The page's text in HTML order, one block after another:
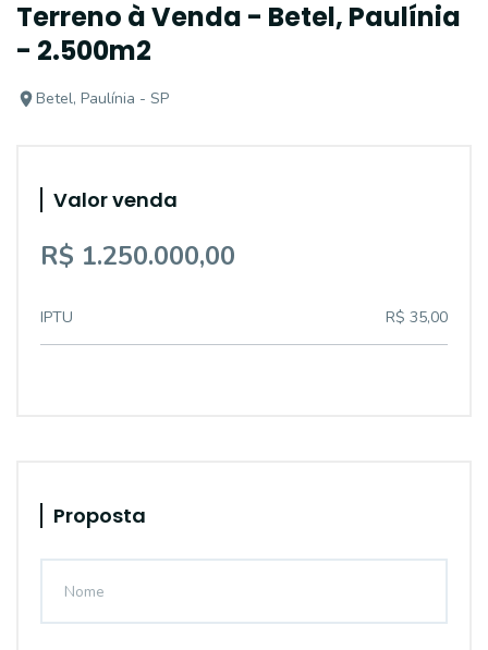
Terreno à Venda - Betel, Paulínia
- 2.500m2
Betel, Paulínia - SP
Valor venda
R$ 1.250.000,00
IPTU R$ 35,00
Proposta